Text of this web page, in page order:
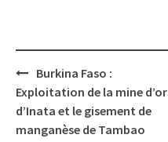
Post
navigation
Burkina Faso :
Exploitation de la mine d’or
d’Inata et le gisement de
manganèse de Tambao